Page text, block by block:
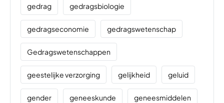
gedrag gedragsbiologie
gedragseconomie gedragswetenschap
Gedragswetenschappen
geestelijke verzorging gelijkheid geluid
gender geneeskunde geneesmiddelen